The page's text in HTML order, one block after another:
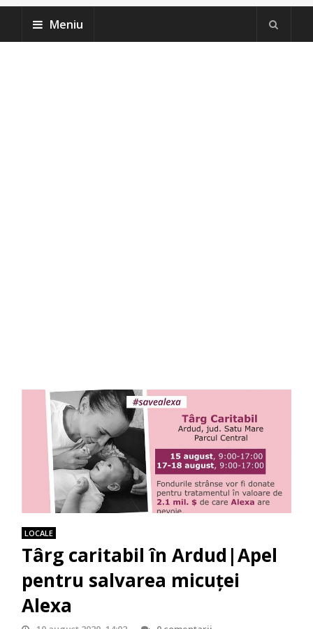
Meniu
LOCALE
Târg caritabil în Ardud|Apel
pentru salvarea micuței
Alexa